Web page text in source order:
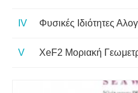
Φυσικές Ιδιότητες
XeF2 Μοριακή